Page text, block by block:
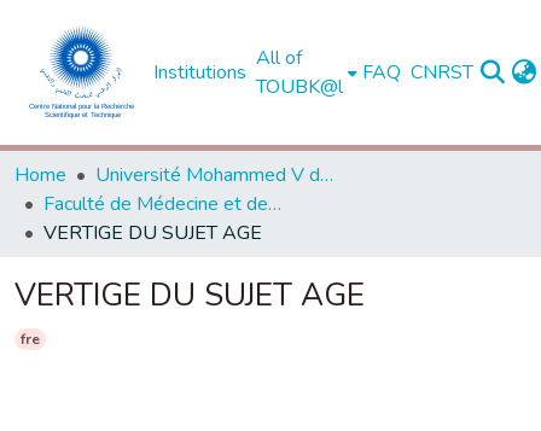
Institutions
All of
TOUBK@l
FAQ CNRST
Home
Université Mohammed V de Rabat
Faculté de Médecine et de Pharmacie - Rabat
VERTIGE DU SUJET AGE
VERTIGE DU SUJET AGE
fre